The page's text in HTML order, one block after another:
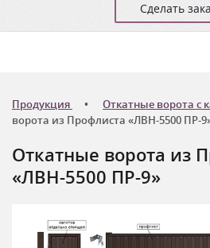
Сделать
Продукция Откатные ворота с
ворота из Профлиста «ЛВН-5500 ПР-
Откатные ворота из
«ЛВН-5500 ПР-9»